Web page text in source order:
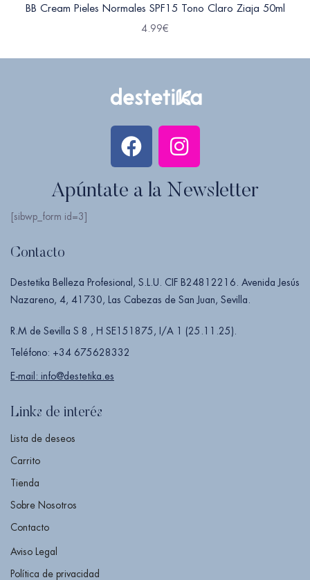
BB Cream Pieles Normales SPF15 Tono Claro Ziaja 50ml
4.99€
Apúntate a la Newsletter
[sibwp_form id=3]
Contacto
Destetika Belleza Profesional, S.L.U. CIF B24812216. Avenida Jesús
Nazareno, 4, 41730, Las Cabezas de San Juan, Sevilla.
R.M de Sevilla S 8 , H SE151875, I/A 1 (25.11.25).
Teléfono: +34 675628332
E-mail: info@destetika.es
Links de interés
Lista de deseos
Carrito
Tienda
Sobre Nosotros
Contacto
Aviso Legal
Política de privacidad